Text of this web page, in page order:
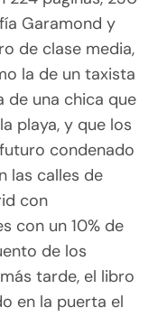
Garamond y
de clase media,
la de un taxista
de una chica que
playa, y que los
condenado
las calles de
con
con un 10% de
de los
tarde, el libro
en la puerta el